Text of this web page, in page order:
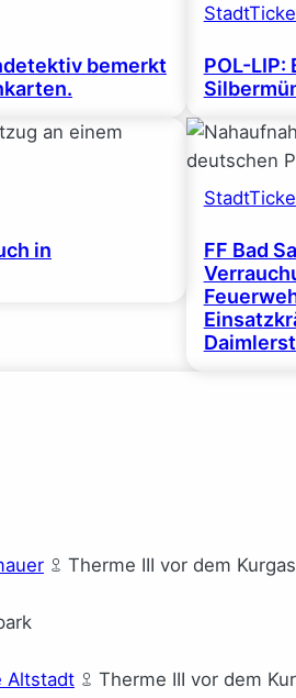
bemerkt
POL-LIP:
in
FF Bad
Therme III vor dem
Altstadt
Therme III vor dem